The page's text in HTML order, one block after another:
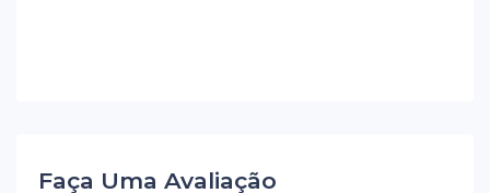
Faça Uma Avaliação